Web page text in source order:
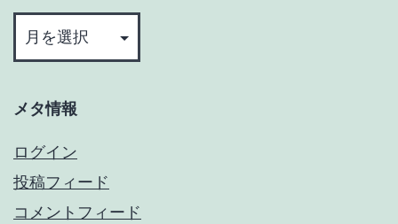
カ
ブ
メタ情報
ログイン
投稿フィード
コメントフィード